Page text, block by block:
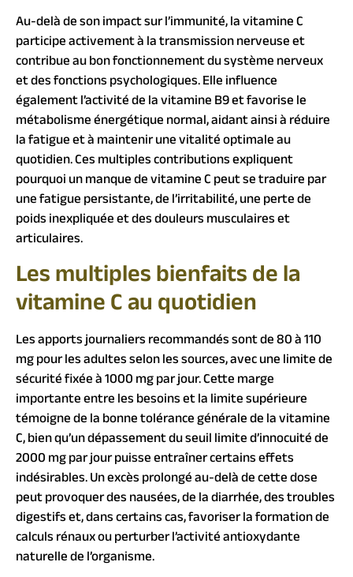
Au-delà de son impact sur l’immunité, la vitamine C
participe activement à la transmission nerveuse et
contribue au bon fonctionnement du système nerveux
et des fonctions psychologiques. Elle influence
également l’activité de la vitamine B9 et favorise le
métabolisme énergétique normal, aidant ainsi à réduire
la fatigue et à maintenir une vitalité optimale au
quotidien. Ces multiples contributions expliquent
pourquoi un manque de vitamine C peut se traduire par
une fatigue persistante, de l’irritabilité, une perte de
poids inexpliquée et des douleurs musculaires et
articulaires.
Les multiples bienfaits de la
vitamine C au quotidien
Les apports journaliers recommandés sont de 80 à 110
mg pour les adultes selon les sources, avec une limite de
sécurité fixée à 1000 mg par jour. Cette marge
importante entre les besoins et la limite supérieure
témoigne de la bonne tolérance générale de la vitamine
C, bien qu’un dépassement du seuil limite d’innocuité de
2000 mg par jour puisse entraîner certains effets
indésirables. Un excès prolongé au-delà de cette dose
peut provoquer des nausées, de la diarrhée, des troubles
digestifs et, dans certains cas, favoriser la formation de
calculs rénaux ou perturber l’activité antioxydante
naturelle de l’organisme.